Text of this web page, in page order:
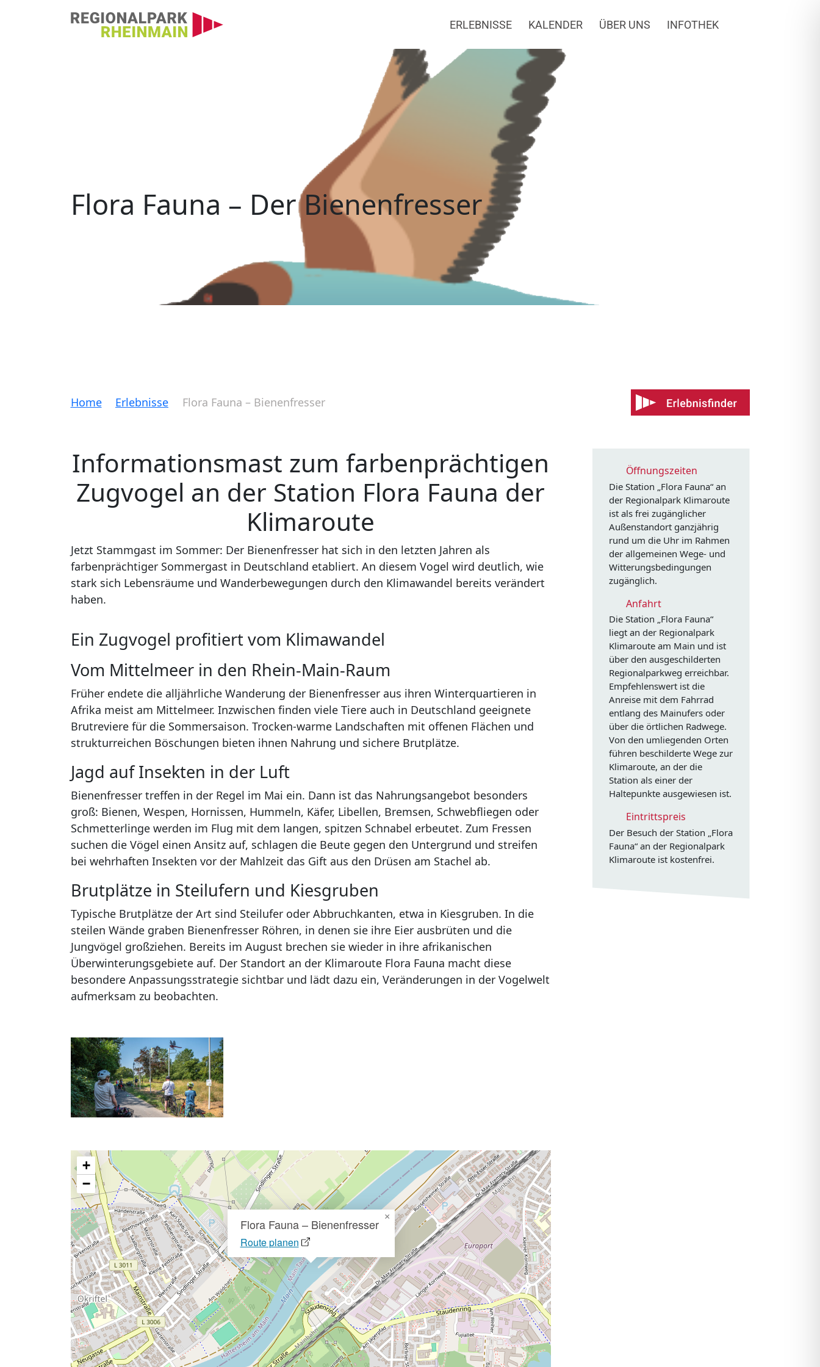
Hauptnavigation ERLEBNISSE KALENDER ÜBER UNS INFOTHEK
Flora Fauna – Der Bienenfresser
Home Erlebnisse Flora Fauna – Bienenfresser
Informationsmast zum farbenprächtigen
Zugvogel an der Station Flora Fauna der
Klimaroute
Jetzt Stammgast im Sommer: Der Bienenfresser hat sich in den letzten Jahren als
farbenprächtiger Sommergast in Deutschland etabliert. An diesem Vogel wird deutlich, wie
stark sich Lebensräume und Wanderbewegungen durch den Klimawandel bereits verändert
haben.
Ein Zugvogel profitiert vom Klimawandel
Vom Mittelmeer in den Rhein-Main-Raum
Früher endete die alljährliche Wanderung der Bienenfresser aus ihren Winterquartieren in
Afrika meist am Mittelmeer. Inzwischen finden viele Tiere auch in Deutschland geeignete
Brutreviere für die Sommersaison. Trocken-warme Landschaften mit offenen Flächen und
strukturreichen Böschungen bieten ihnen Nahrung und sichere Brutplätze.
Jagd auf Insekten in der Luft
Bienenfresser treffen in der Regel im Mai ein. Dann ist das Nahrungsangebot besonders
groß: Bienen, Wespen, Hornissen, Hummeln, Käfer, Libellen, Bremsen, Schwebfliegen oder
Schmetterlinge werden im Flug mit dem langen, spitzen Schnabel erbeutet. Zum Fressen
suchen die Vögel einen Ansitz auf, schlagen die Beute gegen den Untergrund und streifen
bei wehrhaften Insekten vor der Mahlzeit das Gift aus den Drüsen am Stachel ab.
Brutplätze in Steilufern und Kiesgruben
Typische Brutplätze der Art sind Steilufer oder Abbruchkanten, etwa in Kiesgruben. In die
steilen Wände graben Bienenfresser Röhren, in denen sie ihre Eier ausbrüten und die
Jungvögel großziehen. Bereits im August brechen sie wieder in ihre afrikanischen
Überwinterungsgebiete auf. Der Standort an der Klimaroute Flora Fauna macht diese
besondere Anpassungsstrategie sichtbar und lädt dazu ein, Veränderungen in der Vogelwelt
aufmerksam zu beobachten.
Flora Fauna – Bienenfresser
Route planen
×
+
−
Öffnungszeiten
Die Station „Flora Fauna“ an
der Regionalpark Klimaroute
ist als frei zugänglicher
Außenstandort ganzjährig
rund um die Uhr im Rahmen
der allgemeinen Wege- und
Witterungsbedingungen
zugänglich.
Anfahrt
Die Station „Flora Fauna“
liegt an der Regionalpark
Klimaroute am Main und ist
über den ausgeschilderten
Regionalparkweg erreichbar.
Empfehlenswert ist die
Anreise mit dem Fahrrad
entlang des Mainufers oder
über die örtlichen Radwege.
Von den umliegenden Orten
führen beschilderte Wege zur
Klimaroute, an der die
Station als einer der
Haltepunkte ausgewiesen ist.
Eintrittspreis
Der Besuch der Station „Flora
Fauna“ an der Regionalpark
Klimaroute ist kostenfrei.